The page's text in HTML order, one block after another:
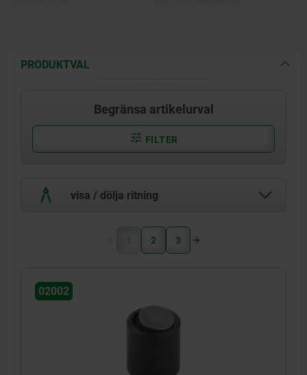
PRODUKTVAL
Begränsa artikelurval
FILTER
visa / dölja ritning
1 2 3
02002